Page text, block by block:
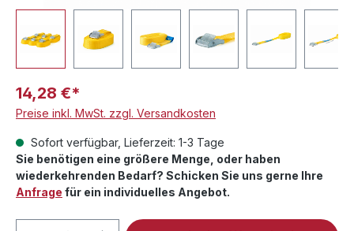
14,28 €*
Preise inkl. MwSt. zzgl. Versandkosten
Sofort verfügbar, Lieferzeit: 1-3 Tage
Sie benötigen eine größere Menge, oder haben
wiederkehrenden Bedarf? Schicken Sie uns gerne Ihre
Anfrage für ein individuelles Angebot.